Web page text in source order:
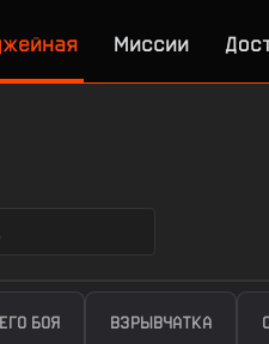
Миссии
БОЯ ВЗРЫВЧАТКА